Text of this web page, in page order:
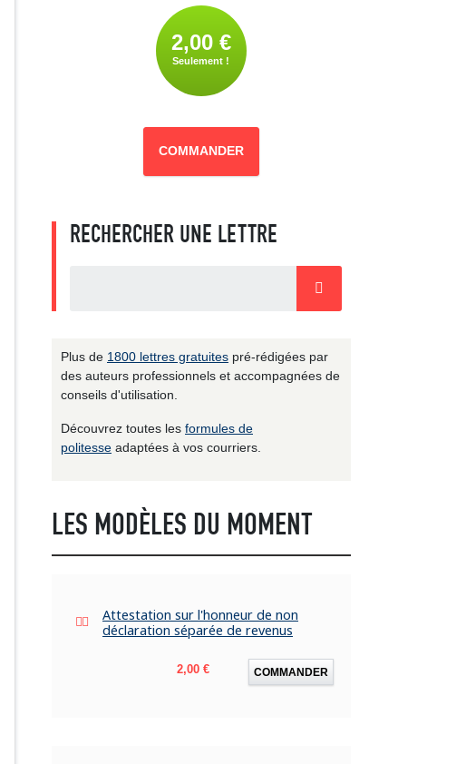
2,00 €
Seulement !
COMMANDER
RECHERCHER UNE LETTRE
Plus de 1800 lettres gratuites pré-rédigées par
des auteurs professionnels et accompagnées de
conseils d'utilisation.
Découvrez toutes les formules de
politesse adaptées à vos courriers.
LES MODÈLES DU MOMENT
Attestation sur l'honneur de non
déclaration séparée de revenus
Prix
2,00 € COMMANDER